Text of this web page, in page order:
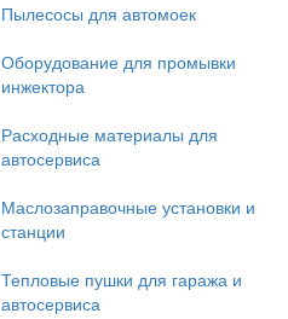
Пылесосы для автомоек
Оборудование для промывки
инжектора
Расходные материалы для
автосервиса
Маслозаправочные установки и
станции
Тепловые пушки для гаража и
автосервиса